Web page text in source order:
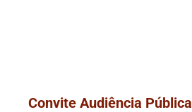
Convite Audiência Pública